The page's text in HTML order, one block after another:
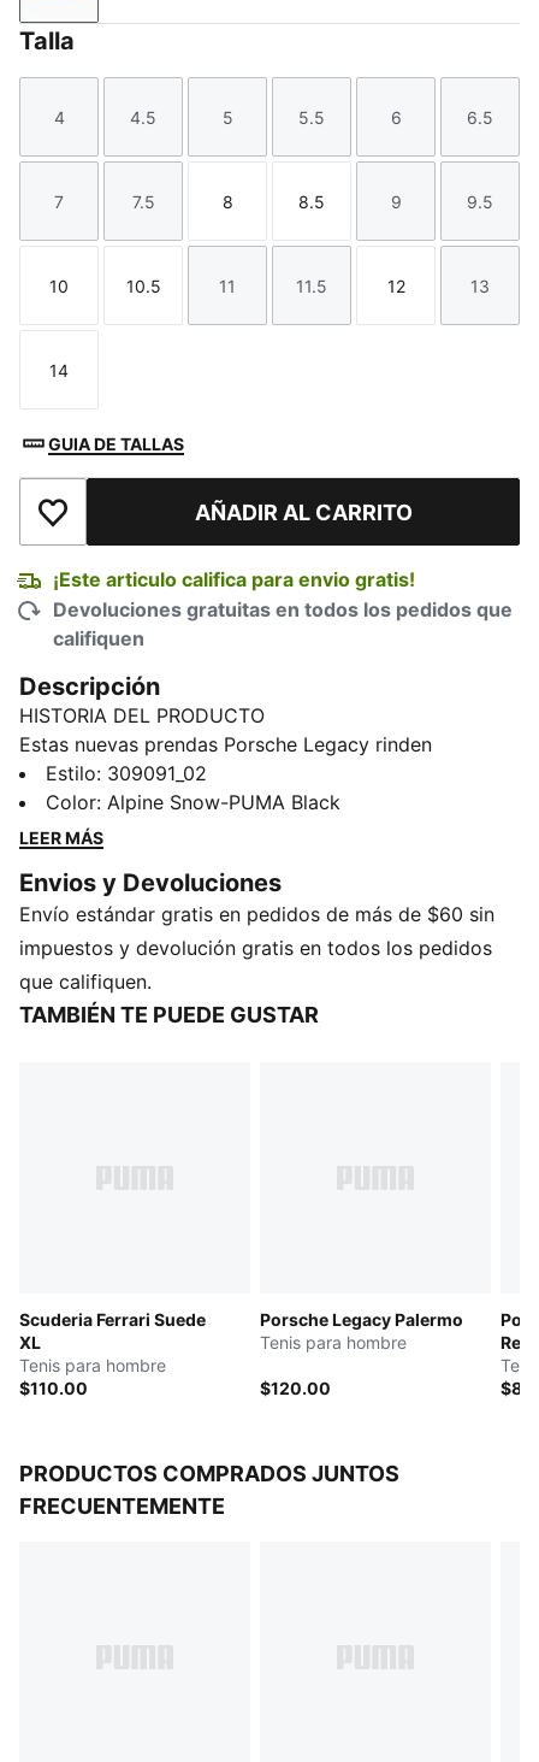
Talla
Talla
4
Talla
4.5
Talla
5
Talla
5.5
Talla
6
Talla
6.5
Talla
7
Talla
7.5
Talla
8
Talla
8.5
Talla
9
Talla
9.5
Talla
10
Talla
10.5
Talla
11
Talla
11.5
Talla
12
Talla
13
Talla
14
GUIA DE TALLAS
Añadir a la lista de deseosAÑADIR AL CARRITO
¡Este articulo califica para envio gratis!
Devoluciones gratuitas en todos los pedidos que
califiquen
Descripción
HISTORIA DEL PRODUCTO
Estas nuevas prendas Porsche Legacy rinden
homenaje al emblemático legado automovilístico de la
marca, combinando materiales de primera calidad con
un diseño atemporal. Estos tenis combinan el
alto rendimiento. Tienen una silueta elegante, un
empeine supersuave y una suela gruesa.
CARACTERÍSTICAS Y VENTAJAS
El empeine de los zapatos está fabricado con al
menos un 20 % de materiales reciclados.
Estilo: 309091_02
Color: Alpine Snow-PUMA Black
LEER MÁS
Envios y Devoluciones
Envío estándar gratis en pedidos de más de $60 sin
impuestos y devolución gratis en todos los pedidos
que califiquen.
TAMBIÉN TE PUEDE GUSTAR
Scuderia Ferrari Suede
XL
Tenis para hombre
$110.00
Porsche Legacy Palermo
Tenis para hombre
$120.00
PRODUCTOS COMPRADOS JUNTOS
FRECUENTEMENTE